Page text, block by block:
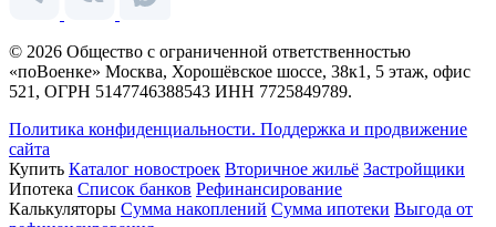
© 2026 Общество с ограниченной ответственностью
«поВоенке» Москва, Хорошёвское шоссе, 38к1, 5 этаж, офис
521, ОГРН 5147746388543 ИНН 7725849789.
Политика конфиденциальности. Поддержка и продвижение
сайта
Купить Каталог новостроек Вторичное жильё Застройщики
Ипотека Список банков Рефинансирование
Калькуляторы Сумма накоплений Сумма ипотеки Выгода от